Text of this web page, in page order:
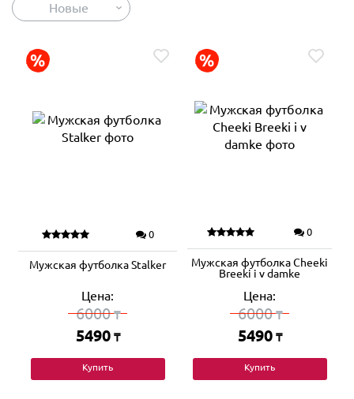
Новые
0
Мужская футболка Stalker
Цена:
6000₸
5490 ₸
Купить
0
Мужская футболка Cheeki
Breeki i v damke
Цена:
6000₸
5490 ₸
Купить